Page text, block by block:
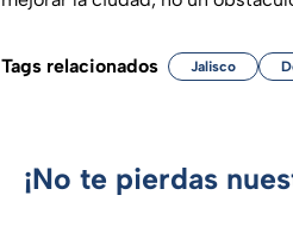
Tags relacionados Jalisco
¡No te pierdas